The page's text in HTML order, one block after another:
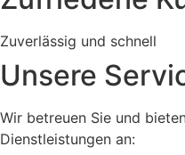
Zuverlässig und schnell
Unsere
Wir betreuen Sie und
Dienstleistungen an: